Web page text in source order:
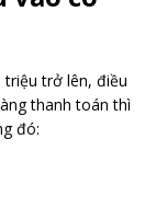
trở lên, điều
thanh toán thì
đó: